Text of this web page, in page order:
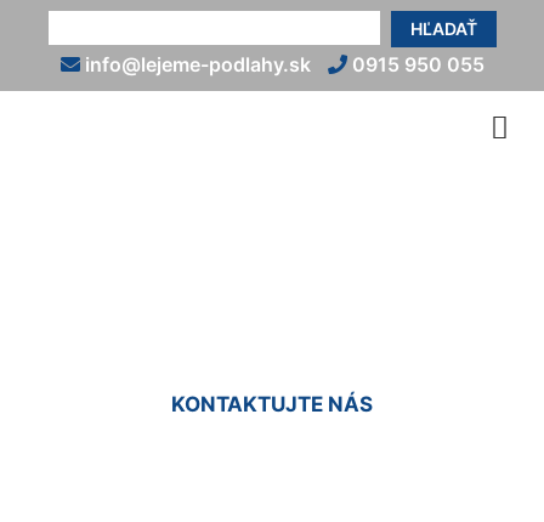
HĽADAŤ
info@lejeme-podlahy.sk 0915 950 055
KONTAKTUJTE NÁS